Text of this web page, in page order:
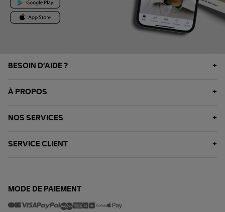
BESOIN D'AIDE ?
À PROPOS
NOS SERVICES
SERVICE CLIENT
MODE DE PAIEMENT